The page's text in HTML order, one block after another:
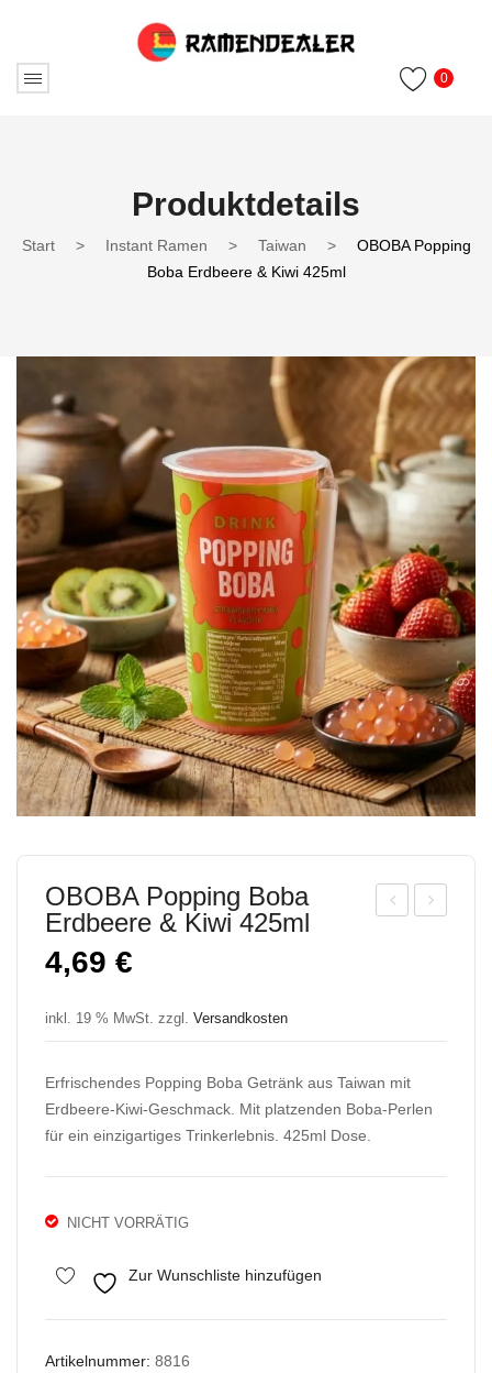
0
Produktdetails
Start > Instant Ramen > Taiwan >
OBOBA Popping
Boba Erdbeere & Kiwi 425ml
a
Erd
re &
Mar
a &
OBOBA Popping Boba
Erdbeere & Kiwi 425ml
4,69 €
inkl. 19 % MwSt. zzgl. Versandkosten
Erfrischendes Popping Boba Getränk aus Taiwan mit
Erdbeere-Kiwi-Geschmack. Mit platzenden Boba-Perlen
für ein einzigartiges Trinkerlebnis. 425ml Dose.
NICHT VORRÄTIG
Zur Wunschliste hinzufügen
Artikelnummer: 8816